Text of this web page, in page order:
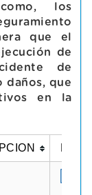
los
que el
de
de
daños, que
en la